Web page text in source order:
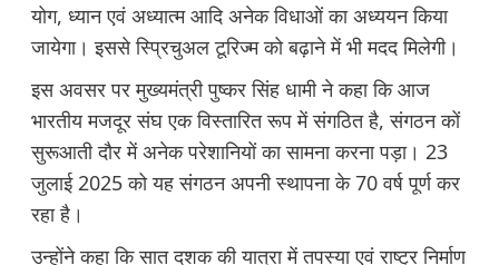
योग, ध्यान एवं अध्यात्म आदि अनेक विधाओं का अध्ययन किया
जायेगा। इससे स्प्रिचुअल टूरिज्म को बढ़ाने में भी मदद मिलेगी।
इस अवसर पर मुख्यमंत्री पुष्कर सिंह धामी ने कहा कि आज
भारतीय मजदूर संघ एक विस्तारित रूप में संगठित है, संगठन कों
सुरूआती दौर में अनेक परेशानियों का सामना करना पड़ा। 23
जुलाई 2025 को यह संगठन अपनी स्थापना के 70 वर्ष पूर्ण कर
रहा है।
उन्होंने कहा कि सात दशक की यात्रा में तपस्या एवं राष्ट्र निर्माण